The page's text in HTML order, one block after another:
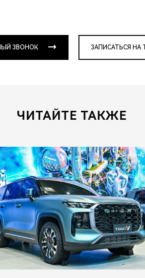
ЗВОНОК ЗАПИСАТЬСЯ НА
ЧИТАЙТЕ ТАКЖЕ